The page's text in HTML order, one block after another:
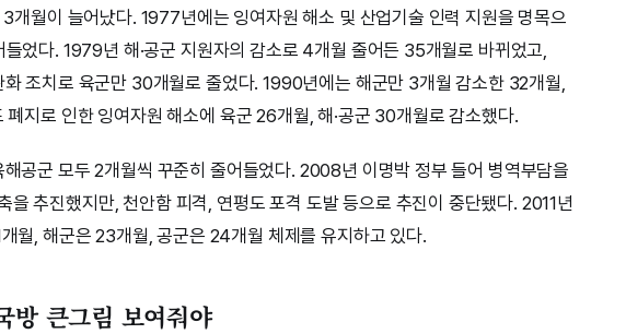
개월이 늘어났다. 1977년에는 잉여자원 해소 및 산업기술 인력 지원을 명목으
었다. 1979년 해·공군 지원자의 감소로 4개월 줄어든 35개월로 바뀌었고,
조치로 육군만 30개월로 줄었다. 1990년에는 해군만 3개월 감소한 32개월,
지로 인한 잉여자원 해소에 육군 26개월, 해·공군 30개월로 감소했다.
공군 모두 2개월씩 꾸준히 줄어들었다. 2008년 이명박 정부 들어 병역부담을
을 추진했지만, 천안함 피격, 연평도 포격 도발 등으로 추진이 중단됐다. 2011년
월, 해군은 23개월, 공군은 24개월 체제를 유지하고 있다.
방 큰그림 보여줘야